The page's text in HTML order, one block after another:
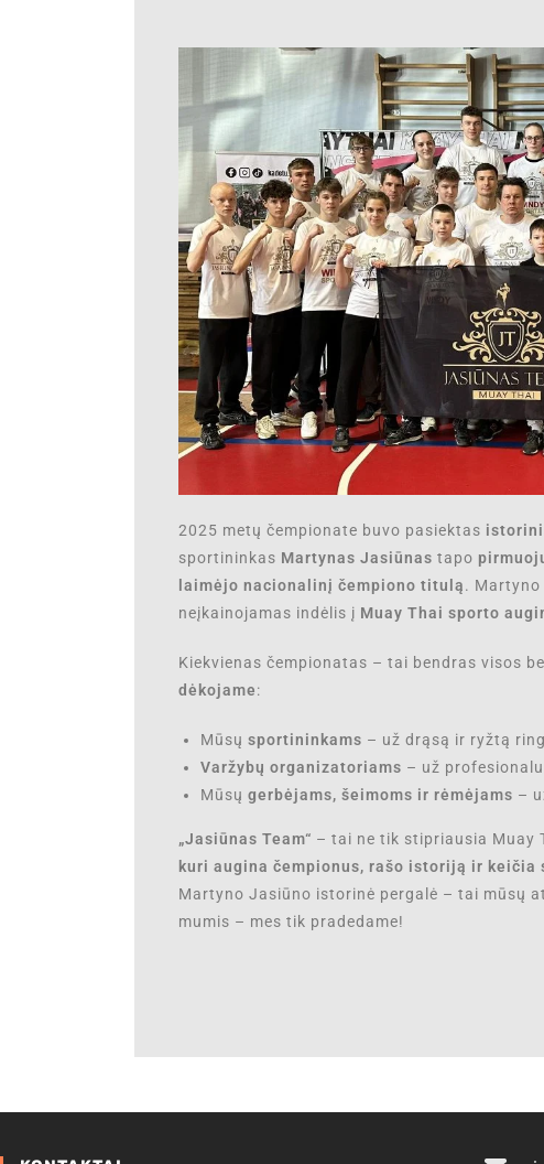
2025 metų čempionate buvo pasiektas
sportininkas Martynas Jasiūnas tapo
laimėjo nacionalinį čempiono titulą.
neįkainojamas indėlis į Muay Thai sporto
Kiekvienas čempionatas – tai bendras visos
dėkojame:
Mūsų sportininkams – už drąsą ir ryžtą
Varžybų organizatoriams – už
Mūsų gerbėjams, šeimoms ir rėmėjams –
„Jasiūnas Team“ – tai ne tik stipriausia Muay
kuri augina čempionus, rašo istoriją ir keičia
Martyno Jasiūno istorinė pergalė – tai mūsų
mumis – mes tik pradedame!